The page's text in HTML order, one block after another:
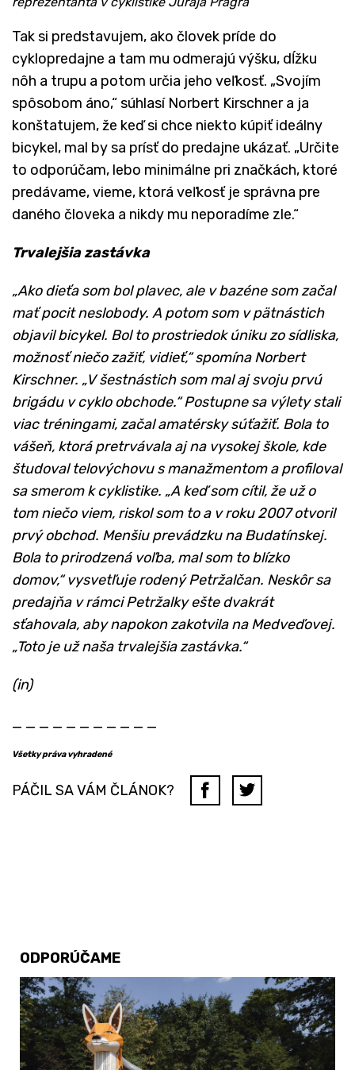
Tak si predstavujem, ako človek príde do
cyklopredajne a tam mu odmerajú výšku, dĺžku
nôh a trupu a potom určia jeho veľkosť. „Svojím
spôsobom áno,“ súhlasí Norbert Kirschner a ja
konštatujem, že keď si chce niekto kúpiť ideálny
bicykel, mal by sa prísť do predajne ukázať. „Určite
to odporúčam, lebo minimálne pri značkách, ktoré
predávame, vieme, ktorá veľkosť je správna pre
daného človeka a nikdy mu neporadíme zle.“
Trvalejšia zastávka
„Ako dieťa som bol plavec, ale v bazéne som začal
mať pocit neslobody. A potom som v pätnástich
objavil bicykel. Bol to prostriedok úniku zo sídliska,
možnosť niečo zažiť, vidieť,“ spomína Norbert
Kirschner. „V šestnástich som mal aj svoju prvú
brigádu v cyklo obchode.“ Postupne sa výlety stali
viac tréningami, začal amatérsky súťažiť. Bola to
vášeň, ktorá pretrvávala aj na vysokej škole, kde
študoval telovýchovu s manažmentom a profiloval
sa smerom k cyklistike. „A keď som cítil, že už o
tom niečo viem, riskol som to a v roku 2007 otvoril
prvý obchod. Menšiu prevádzku na Budatínskej.
Bola to prirodzená voľba, mal som to blízko
domov,“ vysvetľuje rodený Petržalčan. Neskôr sa
predajňa v rámci Petržalky ešte dvakrát
sťahovala, aby napokon zakotvila na Medveďovej.
„Toto je už naša trvalejšia zastávka.“
(in)
_ _ _ _ _ _ _ _ _ _ _
Všetky práva vyhradené
PÁČIL SA VÁM ČLÁNOK?
ODPORÚČAME